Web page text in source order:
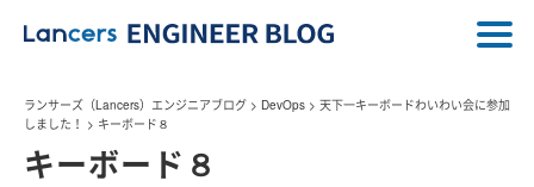
ランサーズ（Lancers）エンジニアブログ > DevOps > 天下一キーボードわいわい会に参加
しました！ > キーボード８
キーボード８